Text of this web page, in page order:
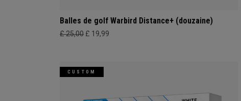
Balles de golf Warbird Distance+ (douzaine)
£ 25,00 £ 19,99
CUSTOM